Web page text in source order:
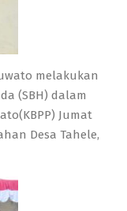
melakukan
(SBH) dalam
Jumat
Desa Tahele,